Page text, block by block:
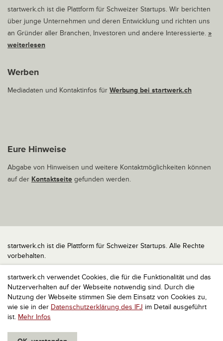
startwerk.ch verwendet Cookies, die für die Funktionalität und das
Nutzerverhalten auf der Webseite notwendig sind. Durch die
Nutzung der Webseite stimmen Sie dem Einsatz von Cookies zu,
wie sie in der Datenschutzerklärung des IFJ im Detail ausgeführt
ist. Mehr Infos
startwerk.ch ist die Plattform für Schweizer Startups. Wir berichten
über junge Unternehmen und deren Entwicklung und richten uns
an Gründer aller Branchen, Investoren und andere Interessierte. »
weiterlesen
Werben
Mediadaten und Kontaktinfos für Werbung bei startwerk.ch
Eure Hinweise
Abgabe von Hinweisen und weitere Kontaktmöglichkeiten können
auf der Kontaktseite gefunden werden.
startwerk.ch ist die Plattform für Schweizer Startups. Alle Rechte
vorbehalten.
Impressum
Kontakt
nach oben